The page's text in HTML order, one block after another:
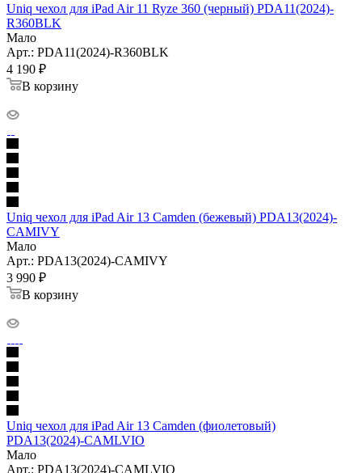
Uniq чехол для iPad Air 11 Ryze 360 (черный) PDA11(2024)-
R360BLK
Мало
Арт.: PDA11(2024)-R360BLK
4 190 ₽
В корзину
Uniq чехол для iPad Air 13 Camden (бежевый) PDA13(2024)-
CAMIVY
Мало
Арт.: PDA13(2024)-CAMIVY
3 990 ₽
В корзину
Uniq чехол для iPad Air 13 Camden (фиолетовый)
PDA13(2024)-CAMLVIO
Мало
Арт.: PDA13(2024)-CAMLVIO